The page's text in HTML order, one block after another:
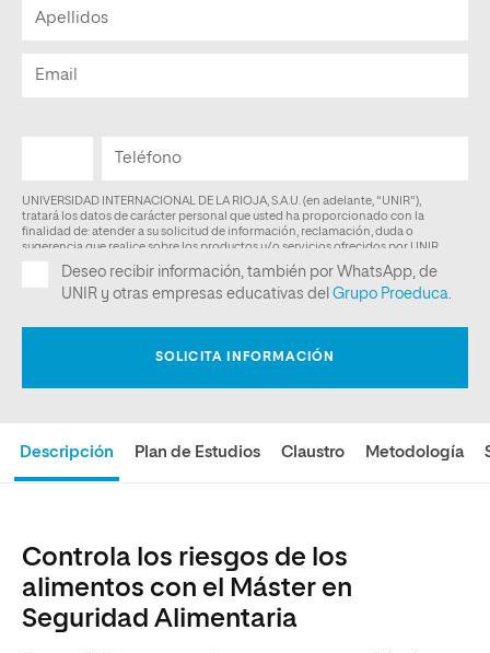
Descripción Plan de Estudios Claustro Metodología
Controla los riesgos de los
alimentos con el Máster en
Seguridad Alimentaria